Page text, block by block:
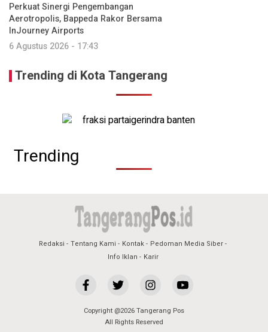
Perkuat Sinergi Pengembangan
Aerotropolis, Bappeda Rakor Bersama
InJourney Airports
6 Agustus 2026 - 17:43
Trending di Kota Tangerang
Trending
Redaksi Tentang Kami Kontak
Pedoman Media Siber
Info Iklan
Karir
Copyright @2026 Tangerang Pos
All Rights Reserved